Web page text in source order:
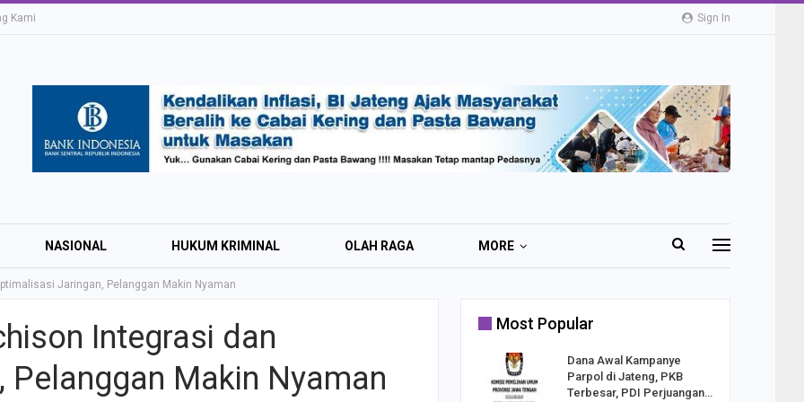
Sign In
Kami
NASIONAL HUKUM KRIMINAL OLAH RAGA MORE
Jaringan, Pelanggan Makin Nyaman
Integrasi dan
Makin Nyaman
Most Popular
Irsyad Purwokerto:
Rayakan Kemerdekaan
Dana Awal Kampanye
Parpol di Jateng, PKB
Terbesar, PDI Perjuangan…